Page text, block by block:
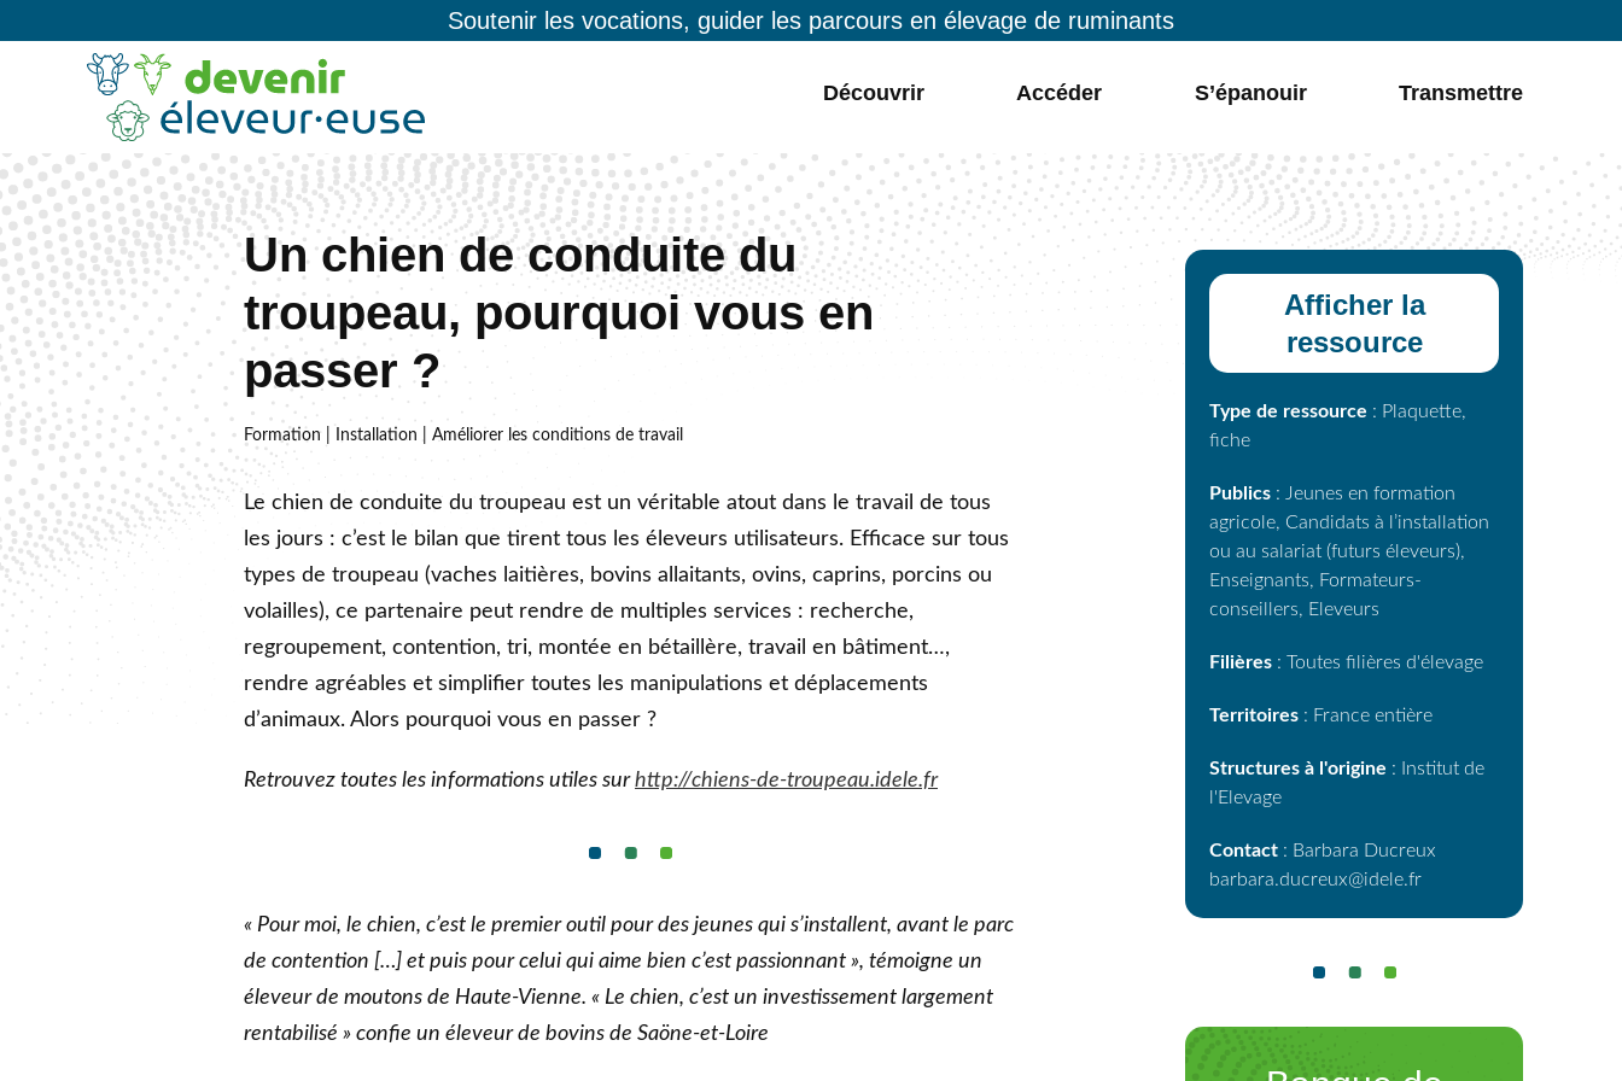
Soutenir les vocations, guider les parcours en élevage de ruminants
Découvrir Accéder S’épanouir Transmettre
Un chien de conduite du
troupeau, pourquoi vous en
passer ?
Formation | Installation | Améliorer les conditions de travail
Le chien de conduite du troupeau est un véritable atout dans le travail de tous
les jours : c’est le bilan que tirent tous les éleveurs utilisateurs. Efficace sur tous
types de troupeau (vaches laitières, bovins allaitants, ovins, caprins, porcins ou
volailles), ce partenaire peut rendre de multiples services : recherche,
regroupement, contention, tri, montée en bétaillère, travail en bâtiment…,
rendre agréables et simplifier toutes les manipulations et déplacements
d’animaux. Alors pourquoi vous en passer ?
Retrouvez toutes les informations utiles surhttp://chiens-de-troupeau.idele.fr
« Pour moi, le chien, c’est le premier outil pour des jeunes qui s’installent, avant le parc
de contention […] et puis pour celui qui aime bien c’est passionnant », témoigne un
éleveur de moutons de Haute-Vienne. « Le chien, c’est un investissement largement
rentabilisé » confie un éleveur de bovins de Saöne-et-Loire
Afficher la
ressource
Type de ressource : Plaquette,
fiche
Publics : Jeunes en formation
agricole, Candidats à l’installation
ou au salariat (futurs éleveurs),
Enseignants, Formateurs-
conseillers, Eleveurs
Filières : Toutes filières d'élevage
Territoires : France entière
Structures à l'origine : Institut de
l'Elevage
Contact : Barbara Ducreux
barbara.ducreux@idele.fr